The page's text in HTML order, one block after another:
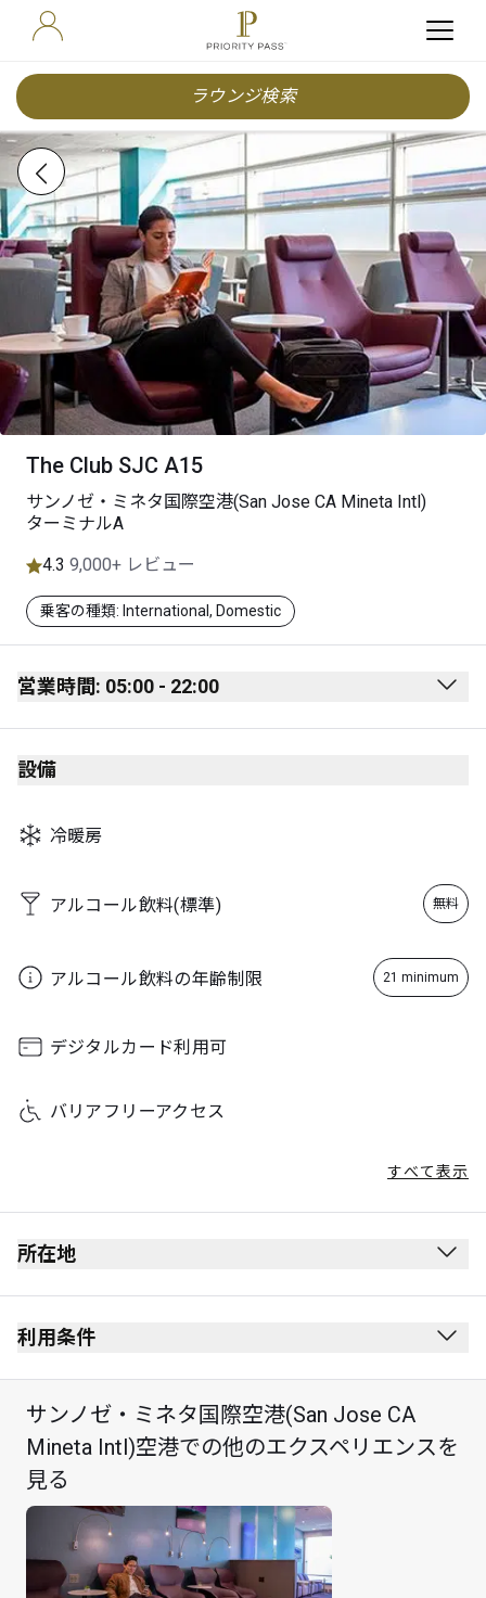
ラウンジ検索
The Club SJC A15
サンノゼ・ミネタ国際空港(San Jose CA Mineta Intl)
ターミナルA
4.3 9,000+ レビュー
乗客の種類: International, Domestic
営業時間: 05:00 - 22:00
Monday 05:00 - 22:00
Tuesday
Thursday
Friday 05:00 - 22:00
Sunday 05:00 - 22:00
設備
冷暖房
アルコール飲料(標準) 無料
アルコール飲料の年齢制限 21 minimum
デジタルカード利用可
バリアフリーアクセス
すべて表示
所在地
出発ロビー
保安検査を受けた後にあります。
3rdレベル
ゲート15の向かい側にあります。
利用条件
禁煙(電子タバコを含む)
服装規定なし
出発予定時刻の3時間前から入室可能です。
サンノゼ・ミネタ国際空港(San Jose CA
Mineta Intl)空港での他のエクスペリエンスを
見る